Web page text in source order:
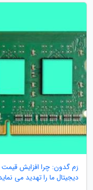
رَم گدون: چرا افزایش قیمت
دیجیتال ما را تهدید می